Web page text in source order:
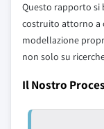
Questo rapporto si
costruito attorno a
modellazione
non solo su
Il Nostro